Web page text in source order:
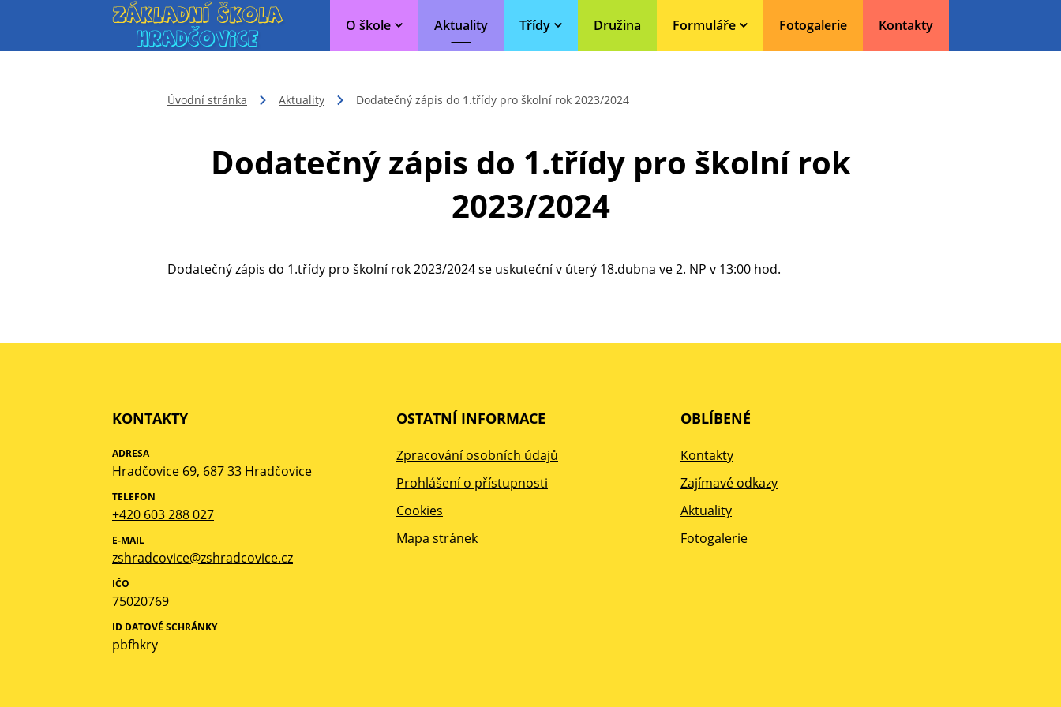
O škole Aktuality Třídy Družina Formuláře Fotogalerie Kontakty
Úvodní stránka Aktuality Dodatečný zápis do 1.třídy pro školní rok 2023/2024
Dodatečný zápis do 1.třídy pro školní rok
2023/2024
Dodatečný zápis do 1.třídy pro školní rok 2023/2024 se uskuteční v úterý 18.dubna ve 2. NP v 13:00 hod.
KONTAKTY
ADRESA
Hradčovice 69, 687 33 Hradčovice
TELEFON
+420 603 288 027
E-MAIL
zshradcovice@zshradcovice.cz
IČO
75020769
ID DATOVÉ SCHRÁNKY
pbfhkry
OSTATNÍ INFORMACE
Zpracování osobních údajů
Prohlášení o přístupnosti
Cookies
Mapa stránek
OBLÍBENÉ
Kontakty
Zajímavé odkazy
Aktuality
Fotogalerie